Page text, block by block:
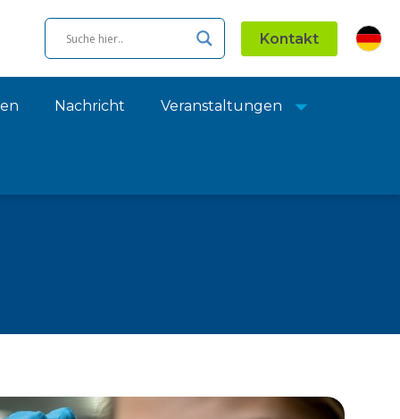
Kontakt
Nachricht Veranstaltungen